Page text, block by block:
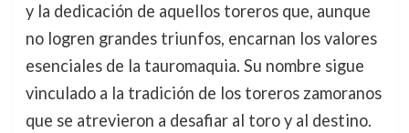
y la dedicación de aquellos toreros que, aunque
no logren grandes triunfos, encarnan los valores
esenciales de la tauromaquia. Su nombre sigue
vinculado a la tradición de los toreros zamoranos
que se atrevieron a desafiar al toro y al destino.